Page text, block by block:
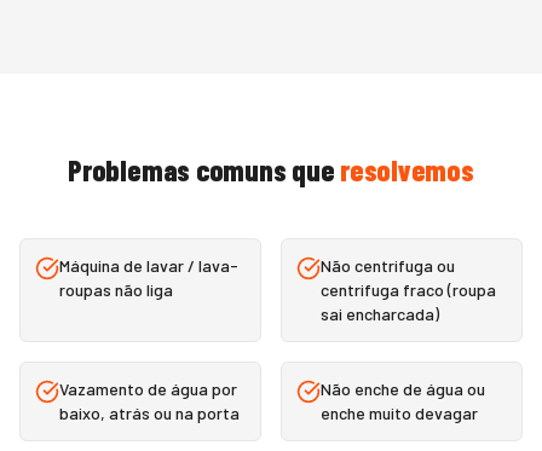
Problemas comuns que resolvemos
Máquina de lavar / lava-
roupas não liga
Não centrifuga ou
centrifuga fraco (roupa
sai encharcada)
Vazamento de água por
baixo, atrás ou na porta
Não enche de água ou
enche muito devagar